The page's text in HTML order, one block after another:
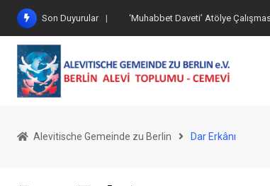
İçeriğe
Son Duyurular Göbekli Tepe Eserleri Ziyaret Edildi
Alevitische Gemeinde zu Berlin Dar Erkânı